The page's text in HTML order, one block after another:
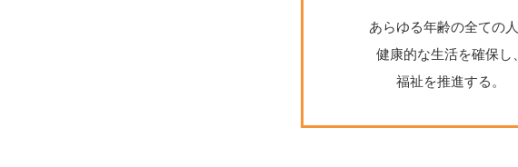
あらゆる年齢の全ての
健康的な生活を確保し、
福祉を推進する。